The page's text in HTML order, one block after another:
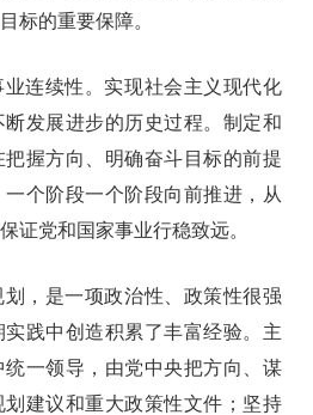
标的重要保障。
业连续性。实现社会主义现代化
发展进步的历史过程。制定和
握方向、明确奋斗目标的前提
个阶段一个阶段向前推进，从
证党和国家事业行稳致远。
，是一项政治性、政策性很强
践中创造积累了丰富经验。主
一领导，由党中央把方向、谋
建议和重大政策性文件；坚持